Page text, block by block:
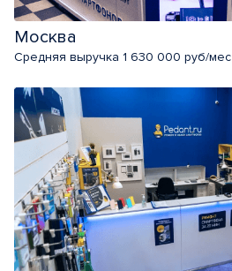
Москва
Средняя выручка 1 630 000 руб/мес